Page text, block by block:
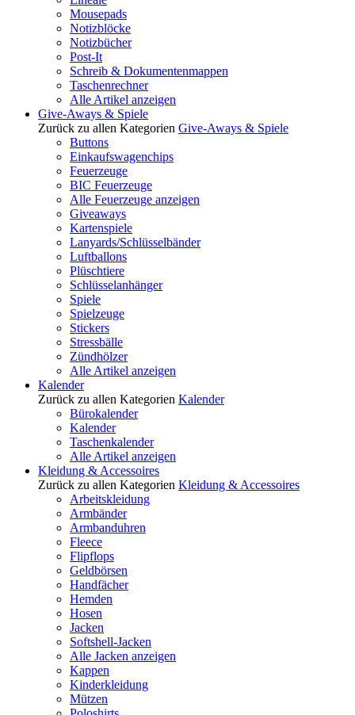
Mousepads
Notizblöcke
Notizbücher
Post-It
Schreib & Dokumentenmappen
Taschenrechner
Alle Artikel anzeigen
Give-Aways & Spiele
Zurück zu allen Kategorien Give-Aways & Spiele
Buttons
Einkaufswagenchips
Feuerzeuge
BIC Feuerzeuge
Alle Feuerzeuge anzeigen
Giveaways
Kartenspiele
Lanyards/Schlüsselbänder
Luftballons
Plüschtiere
Schlüsselanhänger
Spiele
Spielzeuge
Stickers
Stressbälle
Zündhölzer
Alle Artikel anzeigen
Kalender
Zurück zu allen Kategorien Kalender
Bürokalender
Kalender
Taschenkalender
Alle Artikel anzeigen
Kleidung & Accessoires
Zurück zu allen Kategorien Kleidung & Accessoires
Arbeitskleidung
Armbänder
Armbanduhren
Fleece
Flipflops
Geldbörsen
Handfächer
Hemden
Hosen
Jacken
Softshell-Jacken
Alle Jacken anzeigen
Kappen
Kinderkleidung
Mützen